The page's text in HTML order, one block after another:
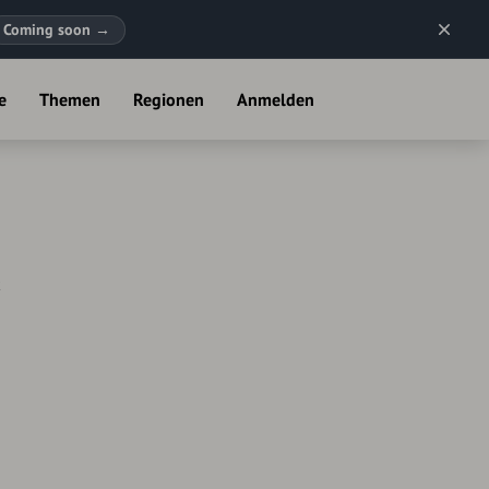
Coming soon →
Themen Regionen Anmelden